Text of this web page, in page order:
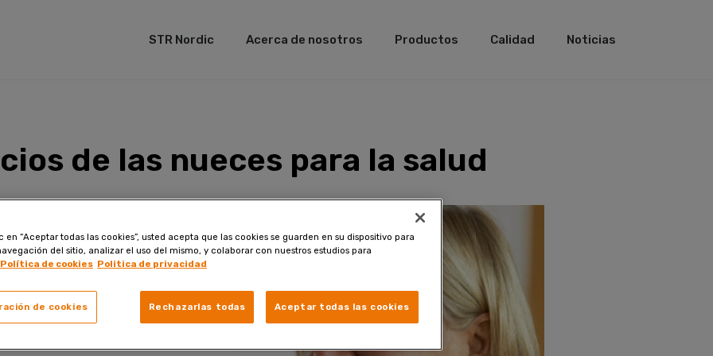
STR Nordic Acerca de nosotros Productos Calidad Noticias
de las nueces para la salud
en “Aceptar todas las cookies”, usted acepta que las cookies se guarden en su dispositivo para
del sitio, analizar el uso del mismo, y colaborar con nuestros estudios para
Política de cookies Politica de privacidad
de cookies Rechazarlas todas Aceptar todas las cookies